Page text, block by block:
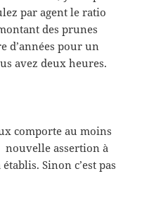
par agent le ratio
des prunes
d’années pour un
avez deux heures.
comporte au moins
assertion à
Sinon c’est pas